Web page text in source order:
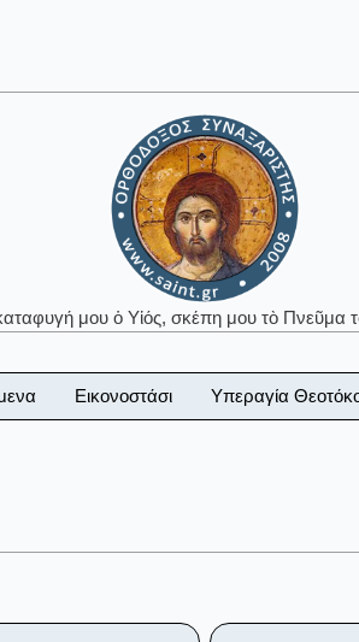
μου ὁ Υἱός, σκέπη μου τὸ Πνεῦμα
Εικονοστάσι Υπεραγία